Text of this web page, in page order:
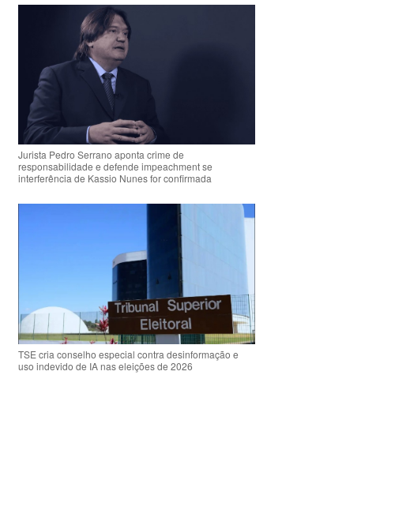
Jurista Pedro Serrano aponta crime de
responsabilidade e defende impeachment se
interferência de Kassio Nunes for confirmada
TSE cria conselho especial contra desinformação e
uso indevido de IA nas eleições de 2026